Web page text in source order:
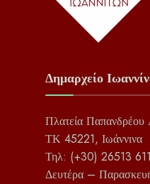
Δημαρχείο
Πλατεία Παπανδρέου
ΤΚ 45221, Ιωάννινα
Τηλ: (+30) 26513
Δευτέρα –